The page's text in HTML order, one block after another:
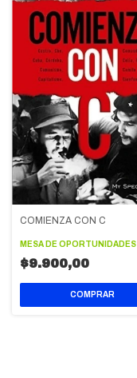
COMIENZA CON C
MESA DE OPORTUNIDADES
$9.900,00